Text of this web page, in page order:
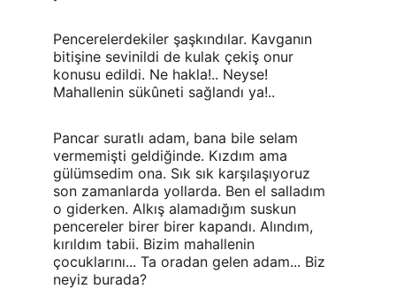
Pencerelerdekiler şaşkındılar. Kavganın
bitişine sevinildi de kulak çekiş onur
konusu edildi. Ne hakla!.. Neyse!
Mahallenin sükûneti sağlandı ya!..
Pancar suratlı adam, bana bile selam
vermemişti geldiğinde. Kızdım ama
gülümsedim ona. Sık sık karşılaşıyoruz
son zamanlarda yollarda. Ben el salladım
o giderken. Alkış alamadığım suskun
pencereler birer birer kapandı. Alındım,
kırıldım tabii. Bizim mahallenin
çocuklarını... Ta oradan gelen adam... Biz
neyiz burada?